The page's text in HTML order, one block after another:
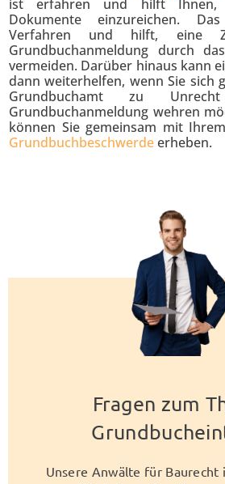
ist erfahren und hilft Ihnen,
Dokumente einzureichen.
Verfahren und hilft, eine
Grundbuchanmeldung durch
vermeiden. Darüber hinaus kann
dann weiterhelfen, wenn Sie sich
Grundbuchamt zu Unrecht
Grundbuchanmeldung wehren
können Sie gemeinsam mit
Grundbuchbeschwerde erheben.
Fragen zum
Unsere Anwälte für Baurecht